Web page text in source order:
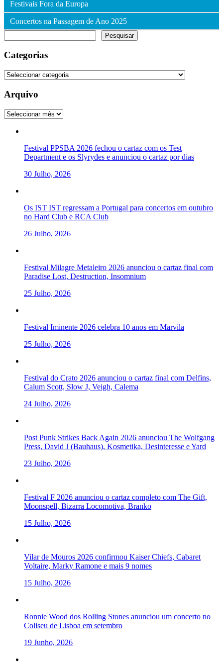
Festivais Fora da Europa
Concertos na Passagem de Ano 2025
Pesquisar
Categorias
Categorias
Arquivo
Arquivo
Festival PPSBA 2026 fechou o cartaz com os Test
Department e os Slyrydes e anunciou o cartaz por dias
30 Julho, 2026
Os IST IST regressam a Portugal para concertos em outubro
no Hard Club e RCA Club
26 Julho, 2026
Festival Milagre Metaleiro 2026 anunciou o cartaz final com
Paradise Lost, Destruction, Insomnium
25 Julho, 2026
Festival Iminente 2026 celebra 10 anos em Marvila
25 Julho, 2026
Festival do Crato 2026 anunciou o cartaz final com Delfins,
Calum Scott, Slow J, Veigh, Calema
24 Julho, 2026
Post Punk Strikes Back Again 2026 anunciou The Wolfgang
Press, David J (Bauhaus), Kosmetika, Desinteresse e Yard
23 Julho, 2026
Festival F 2026 anunciou o cartaz completo com The Gift,
Moonspell, Bizarra Locomotiva, Branko
15 Julho, 2026
Vilar de Mouros 2026 confirmou Kaiser Chiefs, Cabaret
Voltaire, Marky Ramone e mais 9 nomes
15 Julho, 2026
Ronnie Wood dos Rolling Stones anunciou um concerto no
Coliseu de Lisboa em setembro
19 Junho, 2026